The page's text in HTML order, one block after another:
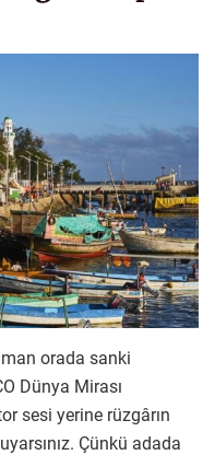
orada sanki
Dünya Mirası
sesi yerine rüzgârın
Çünkü adada